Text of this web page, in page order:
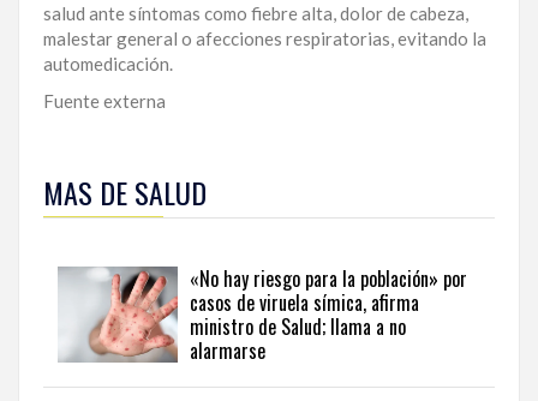
salud ante síntomas como fiebre alta, dolor de cabeza,
malestar general o afecciones respiratorias, evitando la
automedicación.
Fuente externa
más
contenidos
bienestar,
calidad
de
vida
MAS DE SALUD
«No hay riesgo para la población» por
casos de viruela símica, afirma
ministro de Salud; llama a no
alarmarse